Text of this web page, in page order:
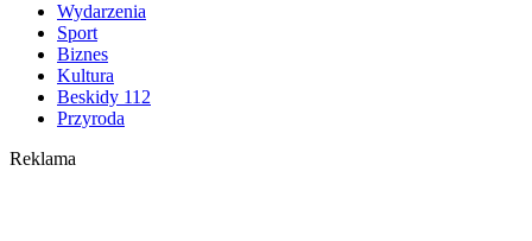
Wydarzenia
Sport
Biznes
Kultura
Beskidy 112
Przyroda
Reklama